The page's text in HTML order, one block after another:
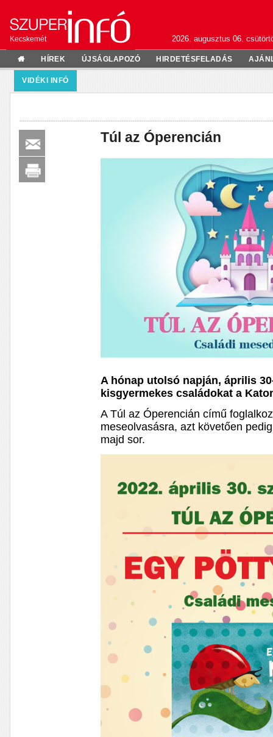
Kecskemét 2026. augusztus 06.
HÍREK ÚJSÁGLAPOZÓ HIRDETÉSFELADÁS
VIDÉKI INFÓ
Túl az Óperencián
A hónap utolsó napján, április
kisgyermekes családokat a
A Túl az Óperencián című
meseolvasásra, azt követően
majd sor.